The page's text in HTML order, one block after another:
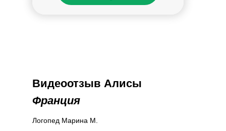
Видеоотзыв Алисы
Франция
Логопед Марина М.